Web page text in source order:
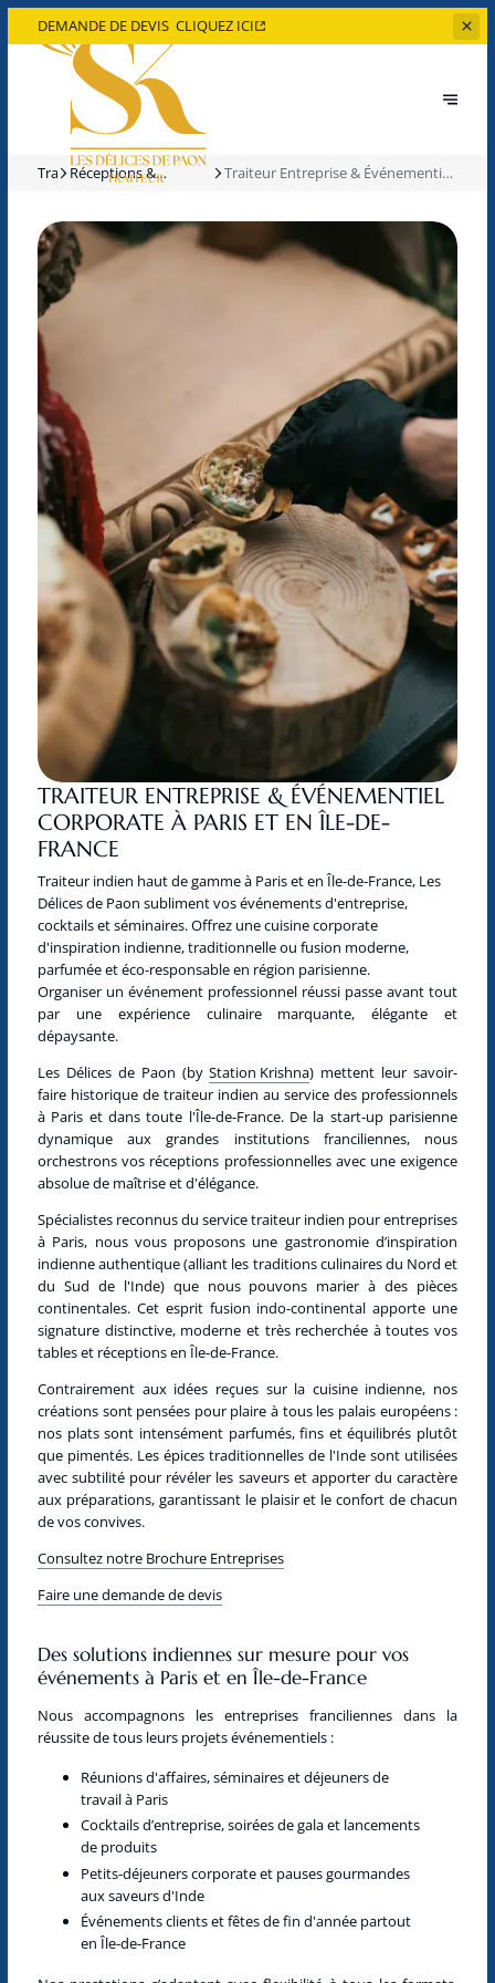
DEMANDE DE DEVIS CLIQUEZ ICI
TraiteurRéceptions &
offres traiteur
Traiteur Entreprise & Événementiel
France
TRAITEUR ENTREPRISE & ÉVÉNEMENTIEL
CORPORATE À PARIS ET EN ÎLE-DE-
FRANCE
Traiteur indien haut de gamme à Paris et en Île-de-France, Les
Délices de Paon subliment vos événements d'entreprise,
cocktails et séminaires. Offrez une cuisine corporate
d'inspiration indienne, traditionnelle ou fusion moderne,
parfumée et éco-responsable en région parisienne.
Organiser un événement professionnel réussi passe avant tout
par une expérience culinaire marquante, élégante et
dépaysante.
Les Délices de Paon (byStation Krishna) mettent leur savoir-
faire historique de traiteur indien au service des professionnels
à Paris et dans toute l'Île-de-France. De la start-up parisienne
dynamique aux grandes institutions franciliennes, nous
orchestrons vos réceptions professionnelles avec une exigence
absolue de maîtrise et d'élégance.
Spécialistes reconnus du service traiteur indien pour entreprises
à Paris, nous vous proposons une gastronomie d’inspiration
indienne authentique (alliant les traditions culinaires du Nord et
du Sud de l'Inde) que nous pouvons marier à des pièces
continentales. Cet esprit fusion indo-continental apporte une
signature distinctive, moderne et très recherchée à toutes vos
tables et réceptions en Île-de-France.
Contrairement aux idées reçues sur la cuisine indienne, nos
créations sont pensées pour plaire à tous les palais européens :
nos plats sont intensément parfumés, fins et équilibrés plutôt
que pimentés. Les épices traditionnelles de l'Inde sont utilisées
avec subtilité pour révéler les saveurs et apporter du caractère
aux préparations, garantissant le plaisir et le confort de chacun
de vos convives.
Consultez notre Brochure Entreprises
Faire une demande de devis
Des solutions indiennes sur mesure pour vos
événements à Paris et en Île-de-France
Nous accompagnons les entreprises franciliennes dans la
réussite de tous leurs projets événementiels :
Réunions d'affaires, séminaires et déjeuners de
travail à Paris
Cocktails d’entreprise, soirées de gala et lancements
de produits
Petits-déjeuners corporate et pauses gourmandes
aux saveurs d'Inde
Événements clients et fêtes de fin d'année partout
en Île-de-France